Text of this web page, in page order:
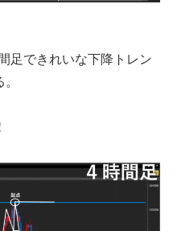
足できれいな下降トレン